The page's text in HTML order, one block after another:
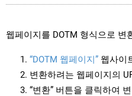
웹페이지를 DOTM 형식으로 변
“DOTM 웹페이지” 웹사이
변환하려는 웹페이지의
“변환” 버튼을 클릭하여